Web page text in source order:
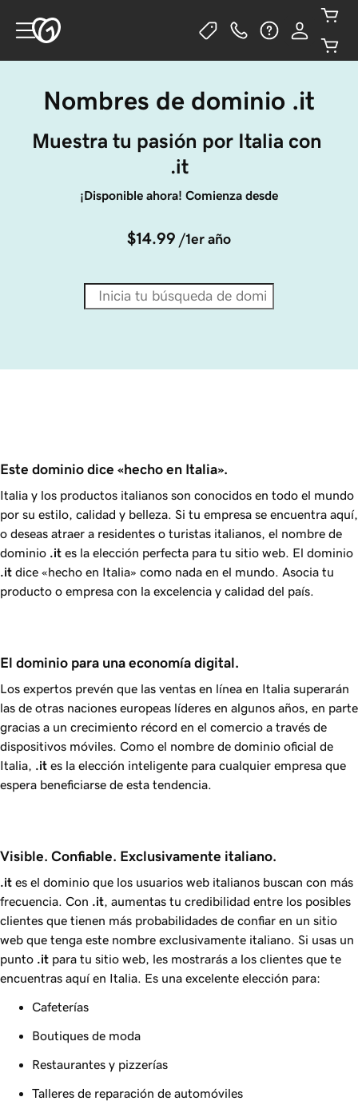
Nombres de dominio .it
Muestra tu pasión por Italia con
.it
¡Disponible ahora! Comienza desde
$14.99 /1er año
Este dominio dice «hecho en Italia».
Italia y los productos italianos son conocidos en todo el mundo
por su estilo, calidad y belleza. Si tu empresa se encuentra aquí,
o deseas atraer a residentes o turistas italianos, el nombre de
dominio .it es la elección perfecta para tu sitio web. El dominio
.it dice «hecho en Italia» como nada en el mundo. Asocia tu
producto o empresa con la excelencia y calidad del país.
El dominio para una economía digital.
Los expertos prevén que las ventas en línea en Italia superarán
las de otras naciones europeas líderes en algunos años, en parte
gracias a un crecimiento récord en el comercio a través de
dispositivos móviles. Como el nombre de dominio oficial de
Italia,
.it es la elección inteligente para cualquier empresa que
espera beneficiarse de esta tendencia.
Visible. Confiable. Exclusivamente italiano.
.it es el dominio que los usuarios web italianos buscan con más
frecuencia. Con .it , aumentas tu credibilidad entre los posibles
clientes que tienen más probabilidades de confiar en un sitio
web que tenga este nombre exclusivamente italiano. Si usas un
punto .it para tu sitio web, les mostrarás a los clientes que te
encuentras aquí en Italia. Es una excelente elección para:
Cafeterías
Boutiques de moda
Restaurantes y pizzerías
Talleres de reparación de automóviles